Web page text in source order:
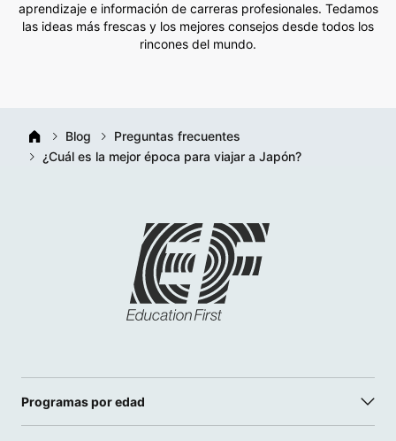
aprendizaje e información de carreras profesionales. Tedamos
las ideas más frescas y los mejores consejos desde todos los
rincones del mundo.
Blog
Preguntas frecuentes
¿Cuál es la mejor época para viajar a Japón?
Programas por edad